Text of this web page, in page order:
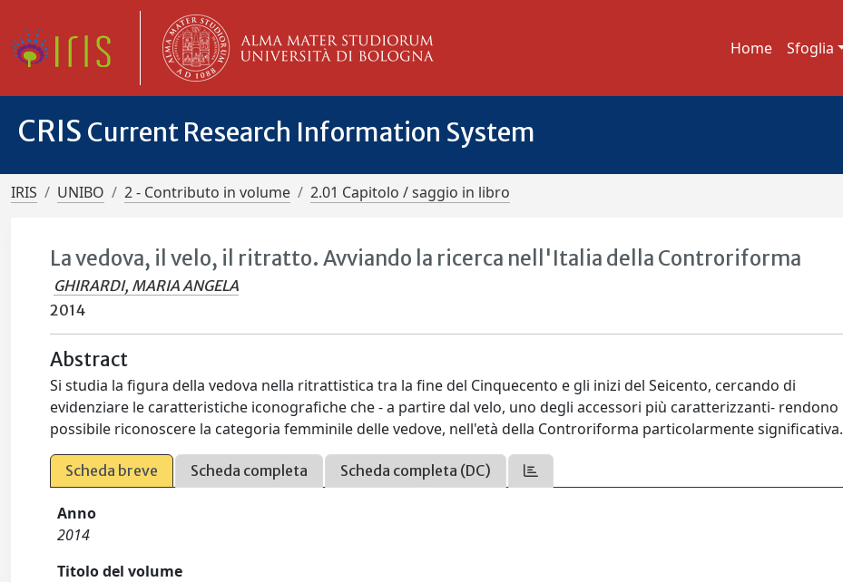
Home Sfoglia
CRIS Current Research Information System
IRIS UNIBO 2 - Contributo in volume 2.01 Capitolo / saggio in libro
La vedova, il velo, il ritratto. Avviando la ricerca nell'Italia della Controriforma
GHIRARDI, MARIA ANGELA
2014
Abstract
Si studia la figura della vedova nella ritrattistica tra la fine del Cinquecento e gli inizi del Seicento, cercando di
evidenziare le caratteristiche iconografiche che - a partire dal velo, uno degli accessori più caratterizzanti- rendono
possibile riconoscere la categoria femminile delle vedove, nell'età della Controriforma particolarmente significativa.
Scheda breve Scheda completa Scheda completa (DC)
Anno
2014
Titolo del volume